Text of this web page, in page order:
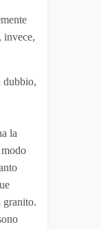
invece,
dubbio,
la
granito.